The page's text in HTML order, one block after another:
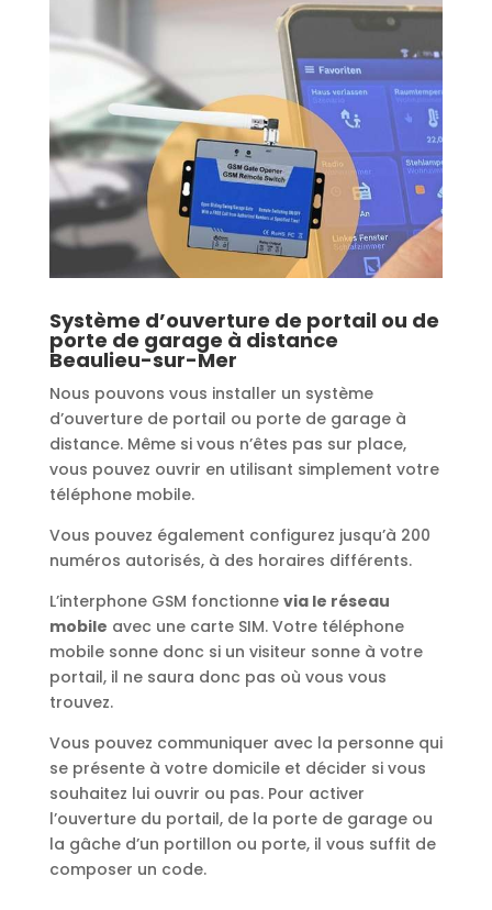
Système d’ouverture de portail ou de
porte de garage à distance
Beaulieu-sur-Mer
Nous pouvons vous installer un système
d’ouverture de portail ou porte de garage à
distance. Même si vous n’êtes pas sur place,
vous pouvez ouvrir en utilisant simplement votre
téléphone mobile.
Vous pouvez également configurez jusqu’à 200
numéros autorisés, à des horaires différents.
L’interphone GSM fonctionne via le réseau
mobile avec une carte SIM. Votre téléphone
mobile sonne donc si un visiteur sonne à votre
portail, il ne saura donc pas où vous vous
trouvez.
Vous pouvez communiquer avec la personne qui
se présente à votre domicile et décider si vous
souhaitez lui ouvrir ou pas. Pour activer
l’ouverture du portail, de la porte de garage ou
la gâche d’un portillon ou porte, il vous suffit de
composer un code.